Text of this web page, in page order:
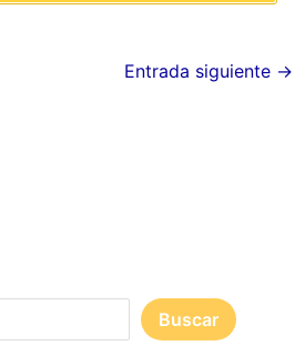
Entrada siguiente →
Buscar